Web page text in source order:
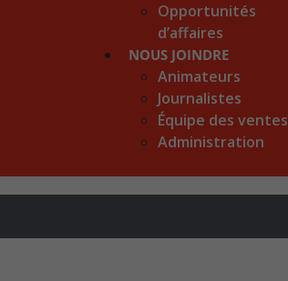
Opportunités
d’affaires
NOUS JOINDRE
Animateurs
Journalistes
Équipe des ventes
Administration